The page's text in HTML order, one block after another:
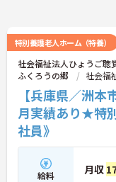
特別養護老人ホーム（特養）
社会福祉法人ひょうご
ふくろうの郷
社会福
【兵庫県／洲
月実績あり★特
社員》
給料 月収